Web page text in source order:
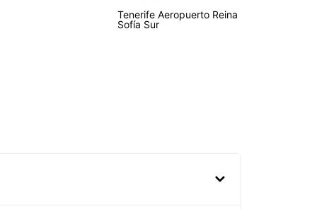
Tenerife Aeropuerto Reina
Sofía Sur